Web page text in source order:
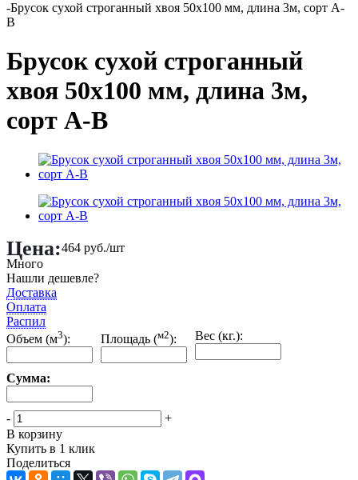
-Брусок сухой строганный хвоя 50х100 мм, длина 3м, сорт А-
В
Брусок сухой строганный
хвоя 50х100 мм, длина 3м,
сорт А-В
Цена:464 руб./шт
Много
Нашли дешевле?
Доставка
Оплата
Распил
Объем (м3): Площадь (м2): Вес (кг.):
Сумма:
-
+
В корзину
Купить в 1 клик
Поделиться